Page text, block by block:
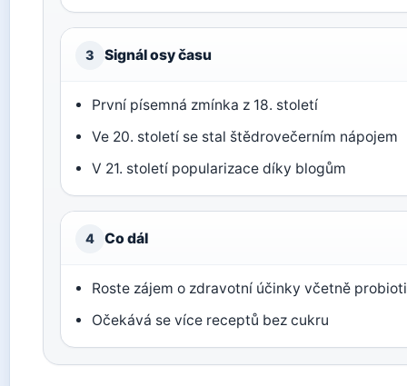
3 Signál osy času
První písemná zmínka z 18. století
Ve 20. století se stal štědrovečerním nápojem
V 21. století popularizace díky blogům
4 Co dál
Roste zájem o zdravotní účinky včetně
Očekává se více receptů bez cukru